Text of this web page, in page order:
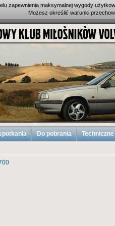
zapewnienia maksymalnej wygody
Możesz określić warunki
Do pobrania Techniczne